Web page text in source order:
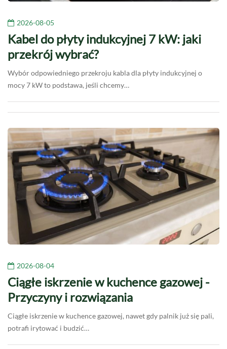
2026-08-05
Kabel do płyty indukcyjnej 7 kW: jaki
przekrój wybrać?
Wybór odpowiedniego przekroju kabla dla płyty indukcyjnej o
mocy 7 kW to podstawa, jeśli chcemy…
2026-08-04
Ciągłe iskrzenie w kuchence gazowej -
Przyczyny i rozwiązania
Ciągłe iskrzenie w kuchence gazowej, nawet gdy palnik już się pali,
potrafi irytować i budzić…